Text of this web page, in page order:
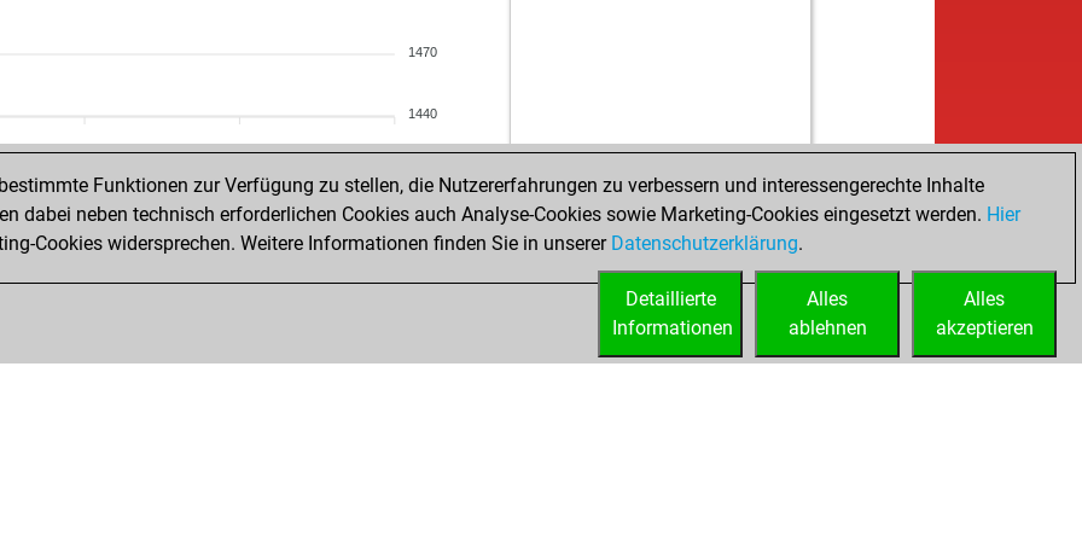
mike1976 1509 0 w
sloba43 1616 1 b
videz 1591 1 w
videz 1601 1 b
1611 1 w
1559 0
1567 1 w
jakub_songbird 1575 1 b
1470
1440
Funktionen zur Verfügung zu stellen, die Nutzererfahrungen zu verbessern und interessengerechte Inhalte
dabei neben technisch erforderlichen Cookies auch Analyse-Cookies sowie Marketing-Cookies eingesetzt werden. Hier
Cookies widersprechen. Weitere Informationen finden Sie in unserer Datenschutzerklärung.
Alles
akzeptieren
Alles
ablehnen
Detaillierte
Informationen